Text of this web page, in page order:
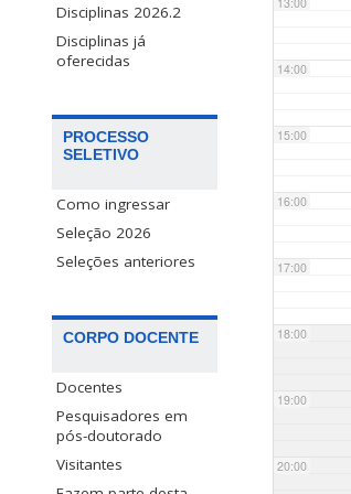
Disciplinas 2026.2
Disciplinas já
oferecidas
PROCESSO
SELETIVO
Como ingressar
Seleção 2026
Seleções anteriores
CORPO DOCENTE
Docentes
Pesquisadores em
pós-doutorado
Visitantes
14:00
15:00
16:00
17:00
18:00
19:00
20:00